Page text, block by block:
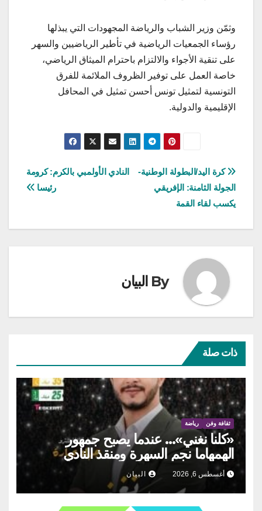
وثمّن وزير الشباب والرياضة المجهودات التي يبذلها
رؤساء الجمعيات الرياضية في تأطير الرياضيين والسهر
على تنقية الأجواء والالتزام باحترام الميثاق الرياضي،
خاصة العمل على توفير الظروف الملائمة للفرق
التونسية لتمثيل تونس أحسن تمثيل في المحافل
الإقليمية والدولية.
تصفّح
المقالات
النادي الأولمبي بالكرم: كرومة
رئيسا
كرة اليد/البطولة الوطنية-
الجولة الثامنة: الإفريقي
يكسب لقاء القمة
By البيان
ذات صلة
ثقافة وفن رياضة
«كلنا نغني»… عندما يصبح جمهور
الهمهاما نجم السهرة ومنقذ النادي
أغسطس 6, 2026 البيان